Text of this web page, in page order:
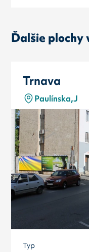
Ďalšie plochy
Trnava
Paulínska,J
Typ